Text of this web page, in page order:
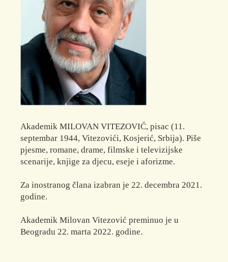
Akademik MILOVAN VITEZOVIĆ, pisac (11.
septembar 1944, Vitezovići, Kosjerić, Srbija). Piše
pjesme, romane, drame, filmske i televizijske
scenarije, knjige za djecu, eseje i aforizme.
Za inostranog člana izabran je 22. decembra 2021.
godine.
Akademik Milovan Vitezović preminuo je u
Beogradu 22. marta 2022. godine.